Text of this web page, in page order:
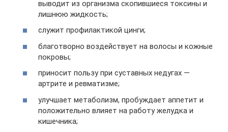
выводит из организма скопившиеся токсины и
лишнюю жидкость;
служит профилактикой цинги;
благотворно воздействует на волосы и кожные
покровы;
приносит пользу при суставных недугах —
артрите и ревматизме;
улучшает метаболизм, пробуждает аппетит и
положительно влияет на работу желудка и
кишечника;